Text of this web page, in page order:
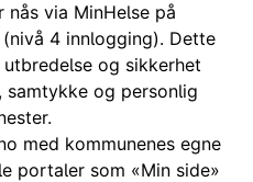
via MinHelse på
4 innlogging). Dette
og sikkerhet
samtykke og personlig
med kommunenes egne
portaler som «Min side»